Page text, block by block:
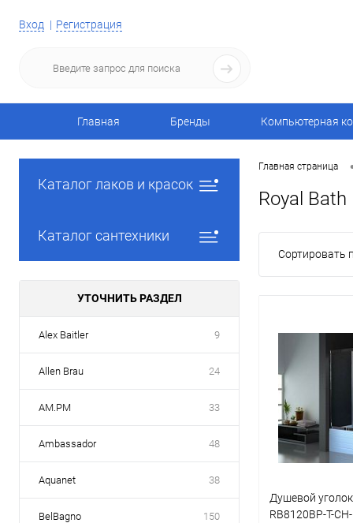
Вход Регистрация
Главная Бренды Компьютерная
Каталог лаков и красок
Каталог сантехники
УТОЧНИТЬ РАЗДЕЛ
Alex Baitler 9
Allen Brau 24
AM.PM 33
Ambassador 48
Aquanet 38
BelBagno 150
Главная страница
Royal Bath
Сортировать
Душевой
RB8120BP-T-